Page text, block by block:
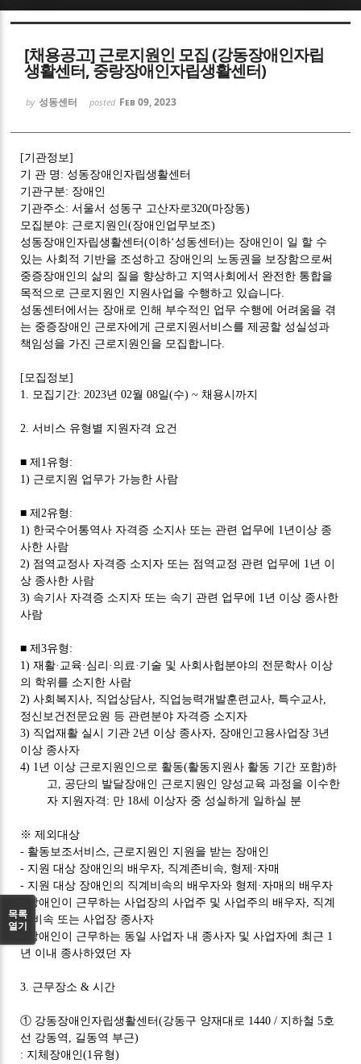
[채용공고] 근로지원인 모집 (강동장애인자립
생활센터, 중랑장애인자립생활센터)
by 성동센터 posted Feb 09, 2023
[기관정보]
기 관 명 : 성동장애인자립생활센터
기관구분: 장애인
기관주소:서울서 성동구 고산자로320(마장동)
모집분야: 근로지원인(장애인업무보조)
성동장애인자립생활센터(이하‘성동센터)는 장애인이 일 할 수
있는 사회적 기반을 조성하고 장애인의 노동권을 보장함으로써
중증장애인의 삶의 질을 향상하고 지역사회에서 완전한 통합을
목적으로 근로지원인 지원사업을 수행하고 있습니다
성동센터에서는 장애로 인해 부수적인 업무 수행에 어려움을 겪
는 중증장애인 근로자에게 근로지원서비스를 제공할 성실성과
책임성을 가진 근로지원인을 모집합니다
[ 모집정보]
1.
모집기간: 2023년02월08일(수) ~ 채용시까지
2.서비스 유형별 지원자격 요건
■제 1 유형 :
1) 근로지원 업무가 가능한 사람
■제 2유형 :
1) 한국수어통역사 자격증 소지사 또는 관련 업무에 1 년이상 종
사한 사람
2) 점역교정사 자격증 소지자 또는 점역교정 관련 업무에 1 년 이
상 종사한 사람
3) 속기사 자격증 소지자 또는 속기 관련 업무에 1 년 이상 종사한
사람
■제3유형 :
1)재활· 교육· 심리 · 의료 · 기술 및 사회사헙분야의 전문학사 이상
의 학위를 소지한 사람
2)사회복지사 직업상담사 직업능력개발훈련교사 특수교사
정신보건전문요원 등 관련분야 자격증 소지자
3) 직업재활 실시 기관 2년 이상 종사자 장애인고용사업장3년
이상 종사자
4) 1 년 이상 근로지원인으로 활동(활동지원사 활동 기간 포함)하
고
공단의 발달장애인 근로지원인 양성교육 과정을 이수한
자 지원자격 : 만 18세 이상자 중 성실하게 일하실 분
※제외대상
- 활동보조서비스
근로지원인 지원을 받는 장애인
- 지원 대상 장애인의 배우자 직계존비속 형제 · 자매
- 지원 대상 장애인의 직계비속의 배우자와 형제 · 자매의 배우자
장애인이 근무하는 사업장의 사업주 및 사업주의 배우자 직계
존비속 또는 사업장 종사자
장애인이 근무하는 동일 사업자 내 종사자 및 사업자에 최근 1
년 이내 종사하였던 자
3. 근무장소&시간
① 강동장애인자립생활센터(강동구 양재대로 1440 / 지하철5호
선 강동역
길동역 부근)
: 지체장애인(1 유형)
목록
열기
Sketchbook5, 스케치북5
Sketchbook5, 스케치북5